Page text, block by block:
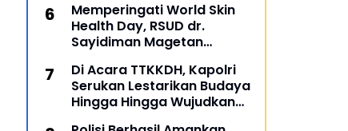
Memperingati World Skin
Health Day, RSUD dr.
Sayidiman Magetan
'Bahaya Kosmetik Online'
Di Acara TTKKDH, Kapolri
Serukan Lestarikan Budaya
Hingga Hingga Wujudkan